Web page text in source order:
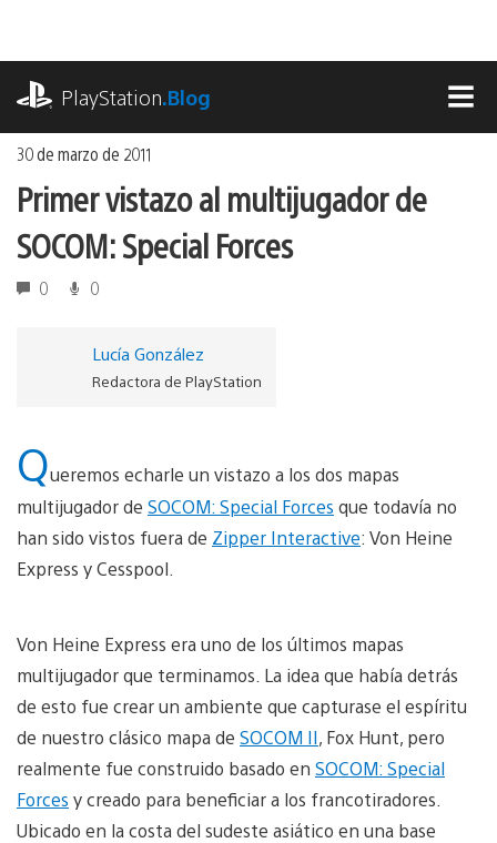
contenido
PlayStation.Blog
30 de marzo de 2011
Primer vistazo al multijugador de
SOCOM: Special Forces
0 0
Lucía González
Redactora de PlayStation
Queremos echarle un vistazo a los dos mapas
multijugador de SOCOM: Special Forces que todavía no
han sido vistos fuera de Zipper Interactive: Von Heine
Express y Cesspool.
Von Heine Express era uno de los últimos mapas
multijugador que terminamos. La idea que había detrás
de esto fue crear un ambiente que capturase el espíritu
de nuestro clásico mapa de SOCOM II, Fox Hunt, pero
realmente fue construido basado en SOCOM: Special
Forces y creado para beneficiar a los francotiradores.
Ubicado en la costa del sudeste asiático en una base